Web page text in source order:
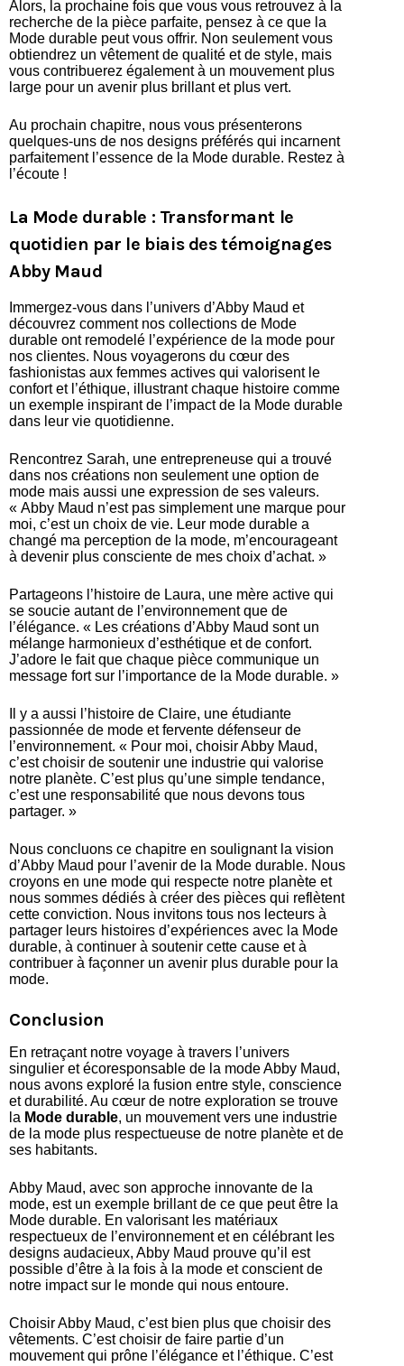
Alors, la prochaine fois que vous vous retrouvez à la
recherche de la pièce parfaite, pensez à ce que la
Mode durable peut vous offrir. Non seulement vous
obtiendrez un vêtement de qualité et de style, mais
vous contribuerez également à un mouvement plus
large pour un avenir plus brillant et plus vert.
Au prochain chapitre, nous vous présenterons
quelques-uns de nos designs préférés qui incarnent
parfaitement l’essence de la Mode durable. Restez à
l’écoute !
La Mode durable : Transformant le
quotidien par le biais des témoignages
Abby Maud
Immergez-vous dans l’univers d’Abby Maud et
découvrez comment nos collections de Mode
durable ont remodelé l’expérience de la mode pour
nos clientes. Nous voyagerons du cœur des
fashionistas aux femmes actives qui valorisent le
confort et l’éthique, illustrant chaque histoire comme
un exemple inspirant de l’impact de la Mode durable
dans leur vie quotidienne.
Rencontrez Sarah, une entrepreneuse qui a trouvé
dans nos créations non seulement une option de
mode mais aussi une expression de ses valeurs.
« Abby Maud n’est pas simplement une marque pour
moi, c’est un choix de vie. Leur mode durable a
changé ma perception de la mode, m’encourageant
à devenir plus consciente de mes choix d’achat. »
Partageons l’histoire de Laura, une mère active qui
se soucie autant de l’environnement que de
l’élégance. « Les créations d’Abby Maud sont un
mélange harmonieux d’esthétique et de confort.
J’adore le fait que chaque pièce communique un
message fort sur l’importance de la Mode durable. »
Il y a aussi l’histoire de Claire, une étudiante
passionnée de mode et fervente défenseur de
l’environnement. « Pour moi, choisir Abby Maud,
c’est choisir de soutenir une industrie qui valorise
notre planète. C’est plus qu’une simple tendance,
c’est une responsabilité que nous devons tous
partager. »
Nous concluons ce chapitre en soulignant la vision
d’Abby Maud pour l’avenir de la Mode durable. Nous
croyons en une mode qui respecte notre planète et
nous sommes dédiés à créer des pièces qui reflètent
cette conviction. Nous invitons tous nos lecteurs à
partager leurs histoires d’expériences avec la Mode
durable, à continuer à soutenir cette cause et à
contribuer à façonner un avenir plus durable pour la
mode.
Conclusion
En retraçant notre voyage à travers l’univers
singulier et écoresponsable de la mode Abby Maud,
nous avons exploré la fusion entre style, conscience
et durabilité. Au cœur de notre exploration se trouve
la Mode durable, un mouvement vers une industrie
de la mode plus respectueuse de notre planète et de
ses habitants.
Abby Maud, avec son approche innovante de la
mode, est un exemple brillant de ce que peut être la
Mode durable. En valorisant les matériaux
respectueux de l’environnement et en célébrant les
designs audacieux, Abby Maud prouve qu’il est
possible d’être à la fois à la mode et conscient de
notre impact sur le monde qui nous entoure.
Choisir Abby Maud, c’est bien plus que choisir des
vêtements. C’est choisir de faire partie d’un
mouvement qui prône l’élégance et l’éthique. C’est